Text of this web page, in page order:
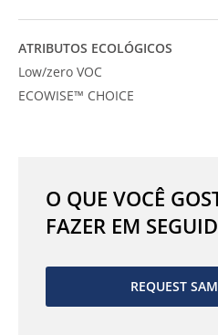
ATRIBUTOS ECOLÓGICOS
Low/zero VOC
ECOWISE™ CHOICE
O QUE VOCÊ
FAZER EM
REQUEST